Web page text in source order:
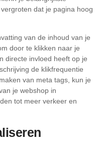
dat je pagina hoog
van de inhoud van je
door te klikken naar je
directe invloed heeft op je
de klikfrequentie
van meta tags, kun je
je webshop in
tot meer verkeer en